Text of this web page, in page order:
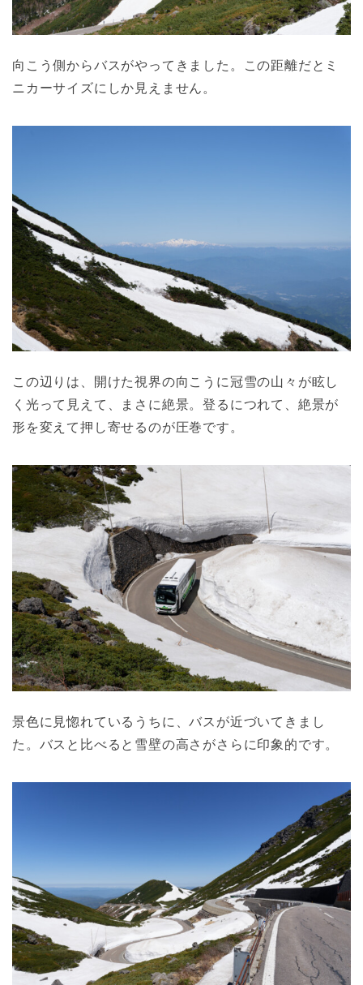
向こう側からバスがやってきました。この距離だとミ
ニカーサイズにしか見えません。
この辺りは、開けた視界の向こうに冠雪の山々が眩し
く光って見えて、まさに絶景。登るにつれて、絶景が
形を変えて押し寄せるのが圧巻です。
景色に見惚れているうちに、バスが近づいてきまし
た。バスと比べると雪壁の高さがさらに印象的です。